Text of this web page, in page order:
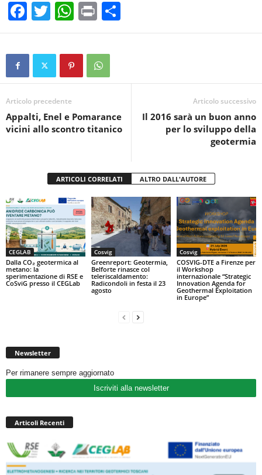
F
a
c
b
o
o
T
wi
tt
W
h
at
s
A
p
Pr
in
t
o
vi
Articolo precedente
Appalti, Enel e Pomarance
vicini allo scontro titanico
Articolo successivo
Il 2016 sarà un buon anno
per lo sviluppo della
geotermia
ARTICOLI CORRELATI ALTRO DALL'AUTORE
CEGLAB
Dalla CO₂ geotermica al
metano: la
sperimentazione di RSE e
CoSviG presso il CEGLab
Cosvig
Greenreport: Geotermia,
Belforte rinasce col
teleriscaldamento:
Radicondoli in festa il 23
agosto
Cosvig
COSVIG-DTE a Firenze per
il Workshop
internazionale “Strategic
Innovation Agenda for
Geothermal Exploitation
in Europe”
Newsletter
Per rimanere sempre aggiornato
Iscriviti alla newsletter
Articoli Recenti